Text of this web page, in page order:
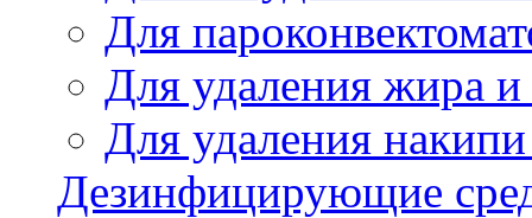
Для
Для удаления жира и
Для удаления
Дезинфицирующие